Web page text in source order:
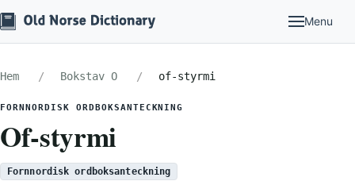
Menu
Hem Bokstav O of-styrmi
FORNNORDISK ORDBOKSANTECKNING
Of-styrmi
Fornnordisk ordboksanteckning